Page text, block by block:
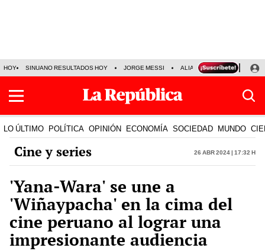
HOY SINUANO RESULTADOS HOY JORGE MESSI ALIANZA LIMA VS SPORT
LO ÚLTIMO POLÍTICA OPINIÓN ECONOMÍA SOCIEDAD MUNDO
Cine y series 26 Abr 2024 | 17:32 h
'Yana-Wara' se une a
'Wiñaypacha' en la cima del
cine peruano al lograr una
impresionante audiencia